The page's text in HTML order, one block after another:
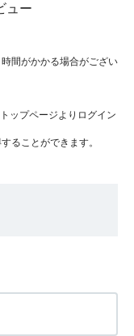
ュー
間がかかる場合がござい
ップページよりログイン
ることができます。